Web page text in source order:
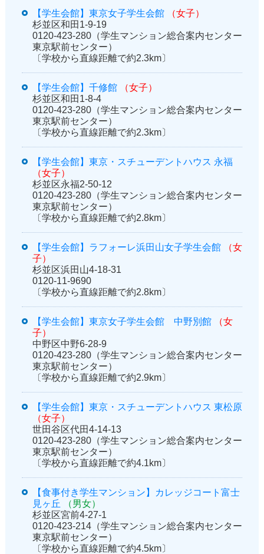
【学生会館】東京女子学生会館
（女子）
杉並区和田1-9-19
0120-423-280（学生マンション総合案内センター
東京駅前センター）
〔学校から直線距離で約2.3km〕
【学生会館】千修館
（女子）
杉並区和田1-8-4
0120-423-280（学生マンション総合案内センター
東京駅前センター）
〔学校から直線距離で約2.3km〕
【学生会館】東京・スチューデントハウス 永福
（女子）
杉並区永福2-50-12
0120-423-280（学生マンション総合案内センター
東京駅前センター）
〔学校から直線距離で約2.8km〕
【学生会館】ラフォーレ浜田山女子学生会館
（女
子）
杉並区浜田山4-18-31
0120-11-9690
〔学校から直線距離で約2.8km〕
【学生会館】東京女子学生会館 中野別館
（女
子）
中野区中野6-28-9
0120-423-280（学生マンション総合案内センター
東京駅前センター）
〔学校から直線距離で約2.9km〕
【学生会館】東京・スチューデントハウス 東松原
（女子）
世田谷区代田4-14-13
0120-423-280（学生マンション総合案内センター
東京駅前センター）
〔学校から直線距離で約4.1km〕
【食事付き学生マンション】カレッジコート富士
見ヶ丘
（男女）
杉並区宮前4-27-1
0120-423-214（学生マンション総合案内センター
東京駅前センター）
〔学校から直線距離で約4.5km〕